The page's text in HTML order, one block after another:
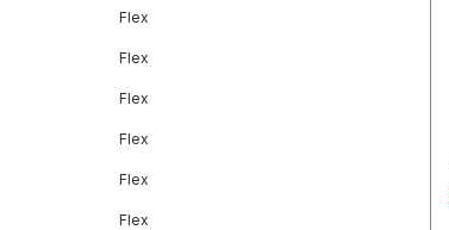
Flex
Flex
Flex
Flex
Flex
Flex